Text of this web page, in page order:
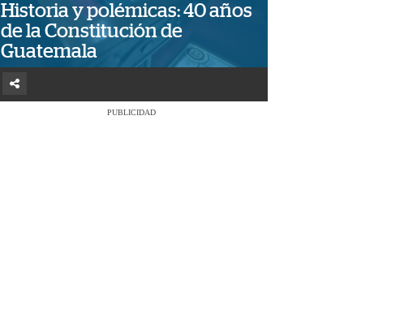
Historia y polémicas: 40 años
de la Constitución de
Guatemala
PUBLICIDAD